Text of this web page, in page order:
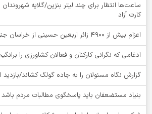
ساعت‌ها انتظار برای چند لیتر بنزین/گلایه
کارت آزاد
اعزام بیش از 4900 زائر اربعین حسینی از خراسان جنوبی
ادغامی که نگرانی کارکنان و فعالان کشاورزی را
گزارش نگاه مسئولان را به جاده گولگ کشاند/بازدید
بنیاد مستضعفان باید پاسخگوی مطالبات مردم باشد